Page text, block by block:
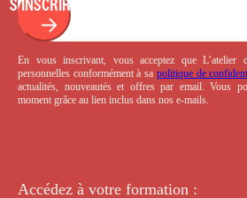
S'INSCRIRE
En vous inscrivant, vous acceptez que L’atelier
personnelles conformément à sa politique de
actualités, nouveautés et offres par email. Vous
moment grâce au lien inclus dans nos e-mails.
Accédez à votre formation :